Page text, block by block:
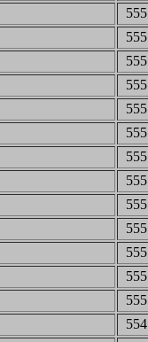
555
555
555
555
555
555
555
555
555
555
555
555
555
554